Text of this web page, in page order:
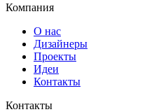
Компания
О нас
Дизайнеры
Проекты
Идеи
Контакты
Контакты